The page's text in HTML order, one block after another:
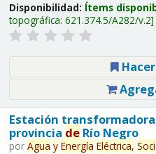
Disponibilidad: Ítems
topográfica: 621.374.5/A282/v.2
Estación
provincia deRío Negro
por Agua y Energía Eléctrica,